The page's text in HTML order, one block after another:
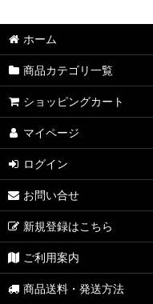
ホーム
商品カテゴリ一覧
ショッピングカート
マイページ
ログイン
お問い合せ
新規登録はこちら
ご利用案内
商品送料・発送方法